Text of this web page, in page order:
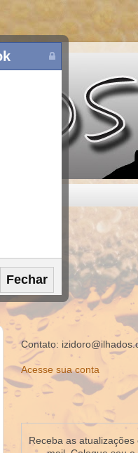
Contato:
Acesse sua conta
Receba as atualizações
Fechar